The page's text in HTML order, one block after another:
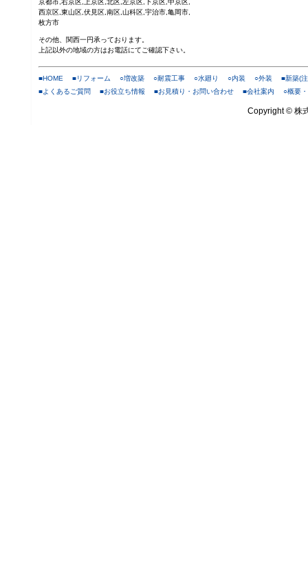
京都市,右京区,上京区,北区,左京区,下京区,中京区,
西京区,東山区,伏見区,南区,山科区,宇治市,亀岡市,
枚方市
その他、関西一円承っております。
上記以外の地域の方はお電話にてご確認下さい。
■HOME ■リフォーム ○増改築 ○耐震工事 ○水廻り ○内装 ○外装 ■新築(
■よくあるご質問 ■お役立ち情報 ■お見積り・お問い合わせ ■会社案内 ○概要
Copyright © 株